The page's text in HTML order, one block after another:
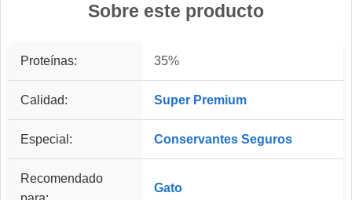
Sobre este producto
Proteínas: 35%
Calidad: Super Premium
Especial: Conservantes Seguros
Recomendado
Gato